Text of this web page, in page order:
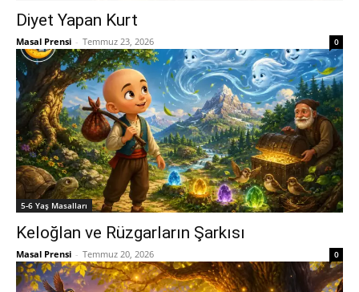
Diyet Yapan Kurt
Masal Prensi - Temmuz 23, 2026 0
5-6 Yaş Masalları
Keloğlan ve Rüzgarların Şarkısı
Masal Prensi - Temmuz 20, 2026 0